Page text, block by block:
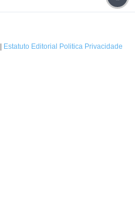
Estatuto Editorial Politica Privacidade